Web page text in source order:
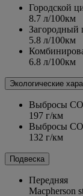
Городской
8.7 л/100км
Загородный
5.8 л/100км
6.8 л/100км
Экологические
Выбросы
197 г/км
Выбросы
132 г/км
Подвеска
Передняя
Macpherson